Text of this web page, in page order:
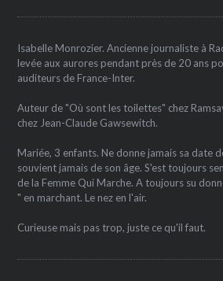
Isabelle Monrozier. Ancienne journaliste à
levée aux aurores pendant près de 20 ans
auditeurs de France-Inter.
Auteur de "Où sont les toilettes" chez
chez Jean-Claude Gawsewitch.
Mariée, 3 enfants. Ne donne jamais sa date
souvient jamais de son âge. S'est toujours
de la Femme Qui Marche. A toujours su
" en marchant. Le nez en l'air.
Curieuse mais pas trop, juste ce qu'il faut.